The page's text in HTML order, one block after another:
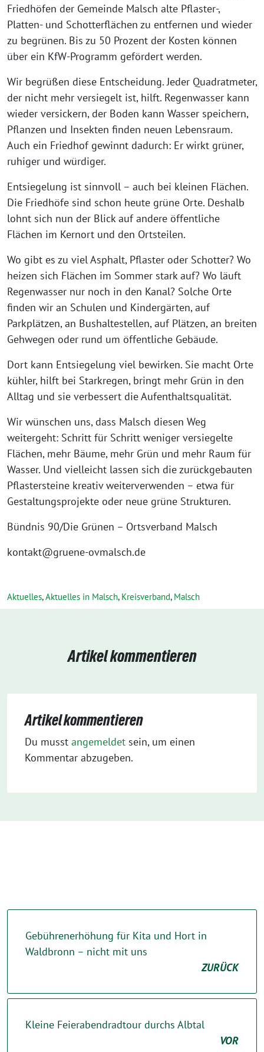
Friedhöfen der Gemeinde Malsch alte Pflaster-,
Platten- und Schotterflächen zu entfernen und wieder
zu begrünen. Bis zu 50 Prozent der Kosten können
über ein KfW-Programm gefördert werden.
Wir begrüßen diese Entscheidung. Jeder Quadratmeter,
der nicht mehr versiegelt ist, hilft. Regenwasser kann
wieder versickern, der Boden kann Wasser speichern,
Pflanzen und Insekten finden neuen Lebensraum.
Auch ein Friedhof gewinnt dadurch: Er wirkt grüner,
ruhiger und würdiger.
Entsiegelung ist sinnvoll – auch bei kleinen Flächen.
Die Friedhöfe sind schon heute grüne Orte. Deshalb
lohnt sich nun der Blick auf andere öffentliche
Flächen im Kernort und den Ortsteilen.
Wo gibt es zu viel Asphalt, Pflaster oder Schotter? Wo
heizen sich Flächen im Sommer stark auf? Wo läuft
Regenwasser nur noch in den Kanal? Solche Orte
finden wir an Schulen und Kindergärten, auf
Parkplätzen, an Bushaltestellen, auf Plätzen, an breiten
Gehwegen oder rund um öffentliche Gebäude.
Dort kann Entsiegelung viel bewirken. Sie macht Orte
kühler, hilft bei Starkregen, bringt mehr Grün in den
Alltag und sie verbessert die Aufenthaltsqualität.
Wir wünschen uns, dass Malsch diesen Weg
weitergeht: Schritt für Schritt weniger versiegelte
Flächen, mehr Bäume, mehr Grün und mehr Raum für
Wasser. Und vielleicht lassen sich die zurückgebauten
Pflastersteine kreativ weiterverwenden – etwa für
Gestaltungsprojekte oder neue grüne Strukturen.
Bündnis 90/Die Grünen – Ortsverband Malsch
kontakt@gruene-ovmalsch.de
Aktuelles,Aktuelles in Malsch, Kreisverband, Malsch
Artikel kommentieren
Artikel kommentieren
Du musst angemeldet sein, um einen
Kommentar abzugeben.
Gebührenerhöhung für Kita und Hort in
Waldbronn – nicht mit uns
ZURÜCK
Kleine Feierabendradtour durchs Albtal
VOR